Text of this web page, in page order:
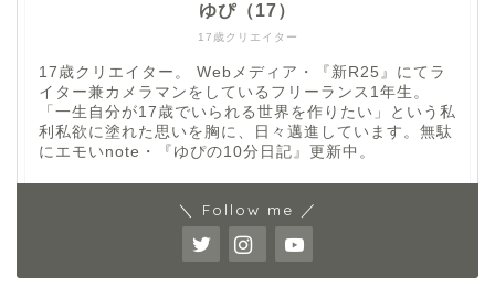
17歳クリエイター
ゆぴ（17）
17歳クリエイター。 Webメディア・『新R25』にてラ
イター兼カメラマンをしているフリーランス1年生。
「一生自分が17歳でいられる世界を作りたい」という私
利私欲に塗れた思いを胸に、日々邁進しています。無駄
にエモいnote・『ゆぴの10分日記』更新中。
＼ Follow me ／